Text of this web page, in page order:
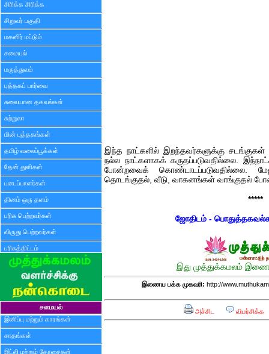
சிரிக்க சிரிக்க
சிறுவர் பகுதி
மகளிர் மட்டும்
சமையல்
மருத்துவம்
புத்தகப் பார்வை
சுவையான தகவல்கள்
சுற்றுலா
மின் புத்தகங்கள்
தமிழ் வலைப்பூக்கள்
தேன் துளிகள்
படைப்பாளர்கள்
தினம் ஒரு தளம்
பரிசு பெற்றவர்கள்
விருது பெற்றவர்கள்
பரிசுத்திட்டம்
சமையல்
இனிப்பு மற்றும் காரங்கள்
சாதங்கள்
இட்லி மற்றும் தோசைகள்
இந்த நாட்களில் இறந்தவர்களுக்கு சடங்குகள்
நல்ல நாட்களாகக் கருதப்படுவதில்லை.
போன்றவைக் கொண்டாடப்படுவதில்லை.
தொடங்குதல், வீடு, வாகனங்கள் வாங்குதல்
*****
ஜோதிடம் -
இது முத்துக்கமலம்
இணைய பக்க முகவரி: http://
அச்சிட விமர்சிக்க